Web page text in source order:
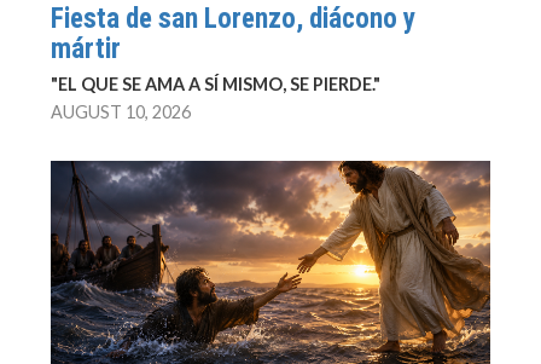
Fiesta de san Lorenzo, diácono y
mártir
"EL QUE SE AMA A SÍ MISMO, SE PIERDE."
AUGUST 10, 2026